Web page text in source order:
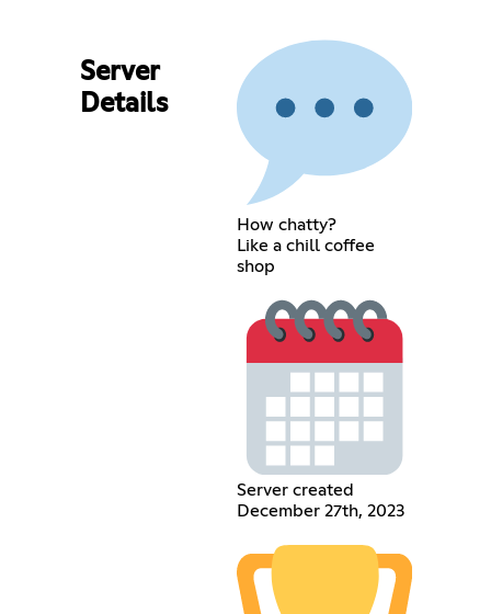
Server
Details
How chatty?
Like a chill coffee
shop
Server created
December 27th, 2023